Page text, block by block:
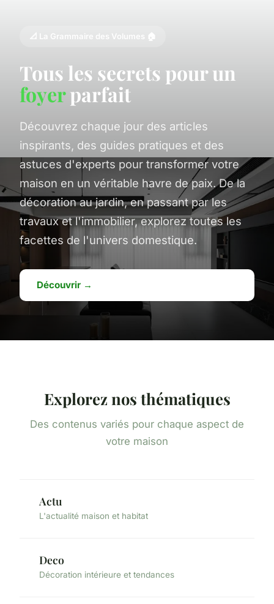
📐 La Grammaire des Volumes 🏠
Tous les secrets pour un
foyerparfait
Découvrez chaque jour des articles
inspirants, des guides pratiques et des
astuces d'experts pour transformer votre
maison en un véritable havre de paix. De la
décoration au jardin, en passant par les
travaux et l'immobilier, explorez toutes les
facettes de l'univers domestique.
Découvrir →
Explorez nos thématiques
Des contenus variés pour chaque aspect de
votre maison
Actu
L'actualité maison et habitat
Deco
Décoration intérieure et tendances